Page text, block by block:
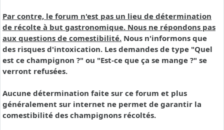
Par contre, le forum n'est pas un lieu de détermination
de récolte à but gastronomique. Nous ne répondons pas
aux questions de comestibilité. Nous n'informons que
des risques d'intoxication. Les demandes de type "Quel
est ce champignon ?" ou "Est-ce que ça se mange ?" se
verront refusées.
Aucune détermination faite sur ce forum et plus
généralement sur internet ne permet de garantir la
comestibilité des champignons récoltés.